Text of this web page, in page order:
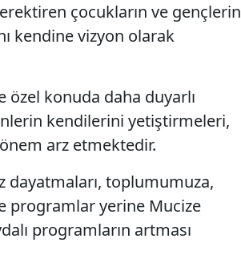
Ordu
Samsun
Sinop
Sivas
çocukların ve gençlerin
kendine vizyon olarak
konuda daha duyarlı
kendilerini yetiştirmeleri,
arz etmektedir.
dayatmaları, toplumumuza,
programlar yerine Mucize
programların artması